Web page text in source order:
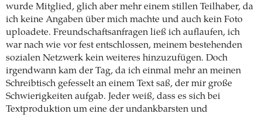
wurde Mitglied, glich aber mehr einem stillen Teilhaber, da
ich keine Angaben über mich machte und auch kein Foto
uploadete. Freundschaftsanfragen ließ ich auflaufen, ich
war nach wie vor fest entschlossen, meinem bestehenden
sozialen Netzwerk kein weiteres hinzuzufügen. Doch
irgendwann kam der Tag, da ich einmal mehr an meinen
Schreibtisch gefesselt an einem Text saß, der mir große
Schwierigkeiten aufgab. Jeder weiß, dass es sich bei
Textproduktion um eine der undankbarsten und